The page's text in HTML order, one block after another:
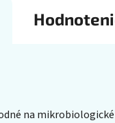
na